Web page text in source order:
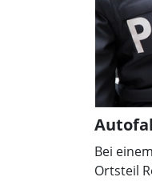
Bei
Ortsteil